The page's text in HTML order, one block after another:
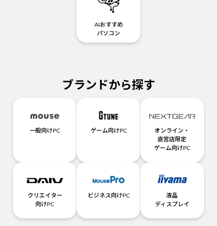
AIおすすめ
パソコン
ブランドから探す
一般向けPC ゲーム向けPC
オンライン・
直営店限定
ゲーム向けPC
クリエイター
向けPC
ビジネス向けPC
液晶
ディスプレイ